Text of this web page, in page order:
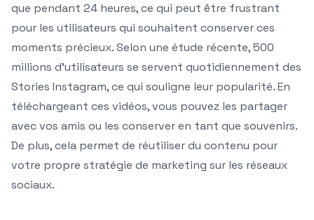
que pendant 24 heures, ce qui peut être frustrant
pour les utilisateurs qui souhaitent conserver ces
moments précieux. Selon une étude récente, 500
millions d’utilisateurs se servent quotidiennement des
Stories Instagram, ce qui souligne leur popularité. En
téléchargeant ces vidéos, vous pouvez les partager
avec vos amis ou les conserver en tant que souvenirs.
De plus, cela permet de réutiliser du contenu pour
votre propre stratégie de marketing sur les réseaux
sociaux.